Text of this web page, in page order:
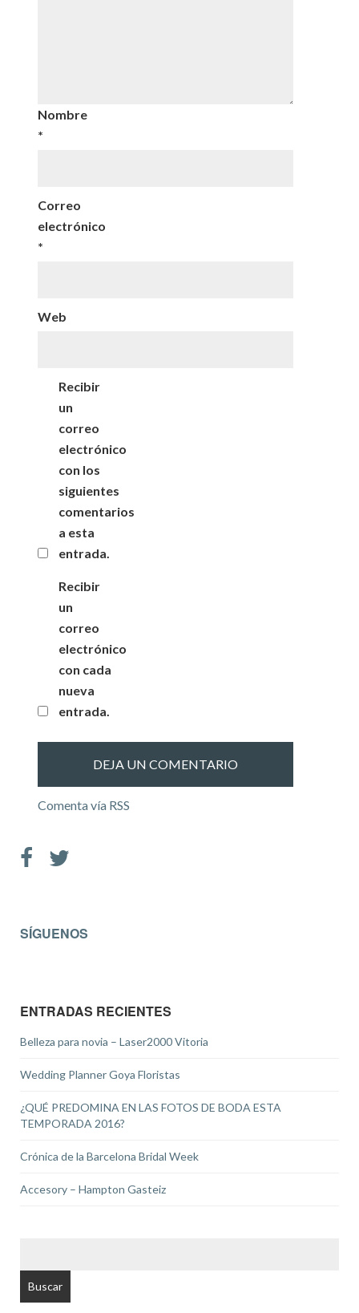
Nombre
*
Correo
electrónico
*
Web
Recibir
un
correo
electrónico
con los
siguientes
comentarios
a esta
entrada.
Recibir
un
correo
electrónico
con cada
nueva
entrada.
Comenta vía RSS
SÍGUENOS
ENTRADAS RECIENTES
Belleza para novia – Laser2000 Vitoria
Wedding Planner Goya Floristas
¿QUÉ PREDOMINA EN LAS FOTOS DE BODA ESTA
TEMPORADA 2016?
Crónica de la Barcelona Bridal Week
Accesory – Hampton Gasteiz